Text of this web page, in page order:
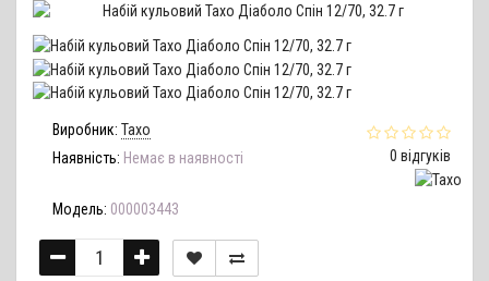
0 відгуків
Виробник: Тахо
Наявність: Немає в наявності
Модель: 000003443